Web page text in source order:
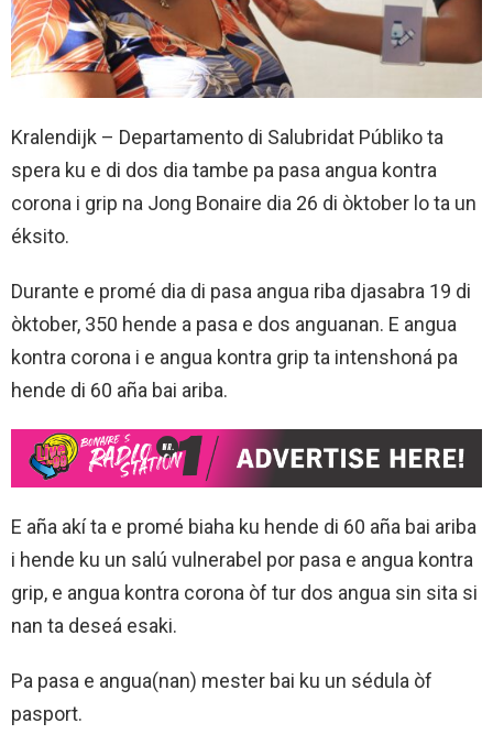
Kralendijk – Departamento di Salubridat Públiko ta
spera ku e di dos dia tambe pa pasa angua kontra
corona i grip na Jong Bonaire dia 26 di òktober lo ta un
éksito.
Durante e promé dia di pasa angua riba djasabra 19 di
òktober, 350 hende a pasa e dos anguanan. E angua
kontra corona i e angua kontra grip ta intenshoná pa
hende di 60 aña bai ariba.
E aña akí ta e promé biaha ku hende di 60 aña bai ariba
i hende ku un salú vulnerabel por pasa e angua kontra
grip, e angua kontra corona òf tur dos angua sin sita si
nan ta deseá esaki.
Pa pasa e angua(nan) mester bai ku un sédula òf
pasport.